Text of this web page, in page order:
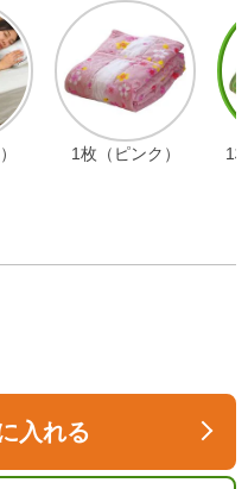
1枚（ピンク） 1
入れる